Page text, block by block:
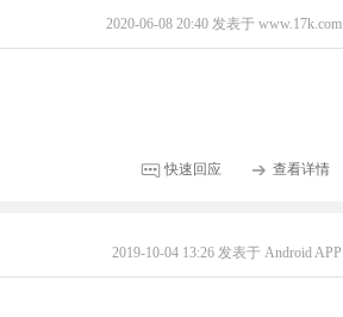
2020-06-08 20:40 发表于 www.17k.com
快速回应 查看详情
2019-10-04 13:26 发表于 Android APP